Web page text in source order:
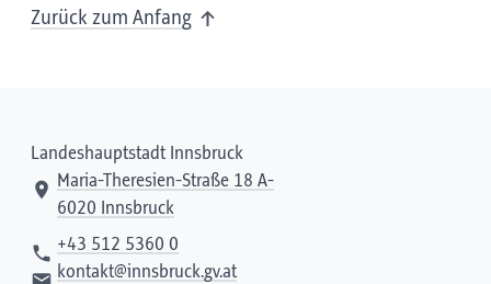
Zurück zum Anfang
Landeshauptstadt Innsbruck
Maria-Theresien-Straße 18 A-
6020 Innsbruck
+43 512 5360 0
kontakt@innsbruck.gv.at